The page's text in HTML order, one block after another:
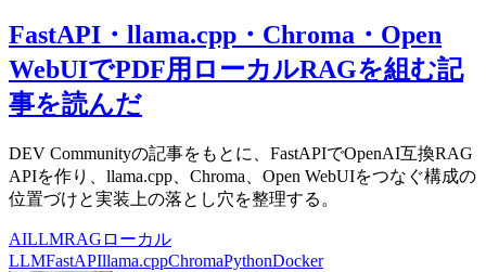
FastAPI・llama.cpp・Chroma・Open
WebUIでPDF用ローカルRAGを組む記
事を読んだ
DEV Communityの記事をもとに、FastAPIでOpenAI互換RAG
APIを作り、llama.cpp、Chroma、Open WebUIをつなぐ構成の
位置づけと実装上の落とし穴を整理する。
AILLMRAG ローカル
LLMFastAPIllama.cppChromaPythonDocker